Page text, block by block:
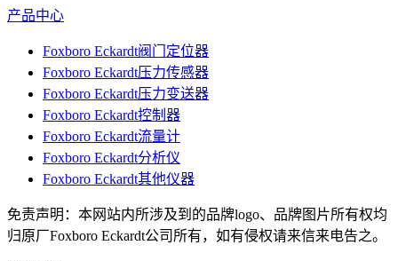
产品中心
Foxboro Eckardt阀门定位器
Foxboro Eckardt压力传感器
Foxboro Eckardt压力变送器
Foxboro Eckardt控制器
Foxboro Eckardt流量计
Foxboro Eckardt分析仪
Foxboro Eckardt其他仪器
免责声明：本网站内所涉及到的品牌logo、品牌图片所有权均
归原厂Foxboro Eckardt公司所有，如有侵权请来信来电告之。